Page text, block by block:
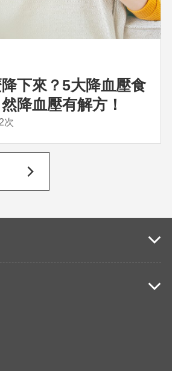
下來？5大降血壓食
降血壓有解方！
次